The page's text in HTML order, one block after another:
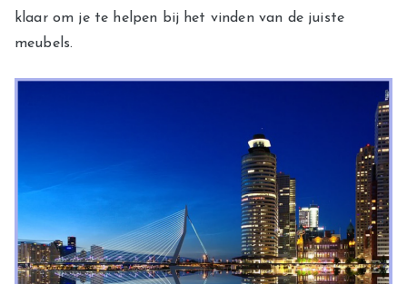
klaar om je te helpen bij het vinden van de juiste
meubels.